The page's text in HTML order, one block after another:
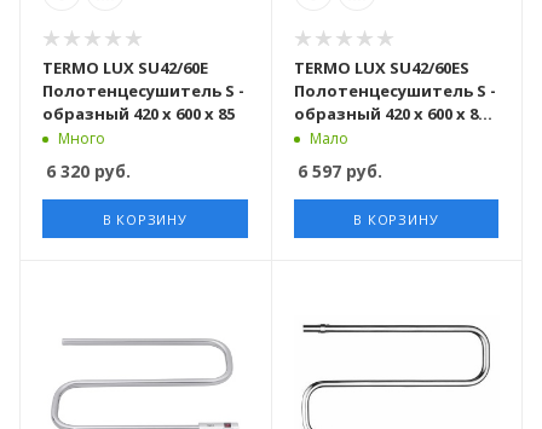
TERMO LUX SU42/60E
Полотенцесушитель S -
образный 420 х 600 х 85
Много
6 320 руб.
В КОРЗИНУ
TERMO LUX SU42/60ES
Полотенцесушитель S -
образный 420 х 600 х 85 с
включателем
Мало
6 597руб.
В КОРЗИНУ